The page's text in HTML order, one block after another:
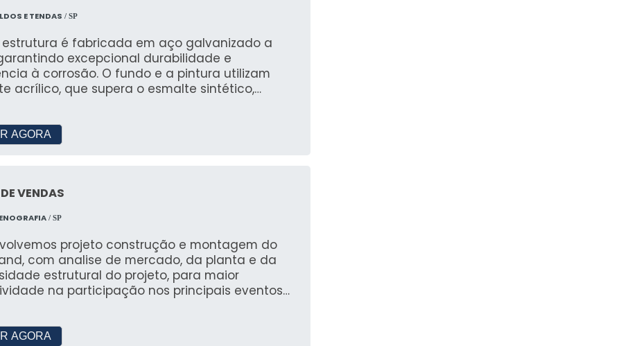
E TENDAS / SP
estrutura é fabricada em aço galvanizado a
excepcional durabilidade e
à corrosão. O fundo e a pintura utilizam
acrílico, que supera o esmalte sintético,
nacionais e importadas, opções de placas de
alveolar ou compactas, telhas
do mercado para garantir a excelência e a
dos nossos produtos, atendendo às
com eficiência e estilo.
AGORA
VENDAS
/ SP
projeto construção e montagem do
com analise de mercado, da planta e da
estrutural do projeto, para maior
na participação nos principais eventos
AGORA